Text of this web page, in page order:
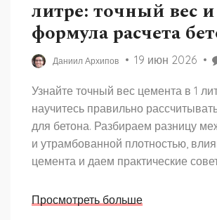
литре: точный вес и
формула расчета
Даниил Архипов 19 июн 2026
Узнайте точный вес цемента в 1
научитесь правильно
для бетона. Разбираем разницу
и утрамбованной плотностью,
цемента и даем практические
Просмотреть больше